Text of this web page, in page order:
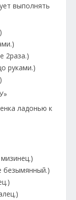
выполнять
2раза.)
руками.)
ладонью к
безымянный.)